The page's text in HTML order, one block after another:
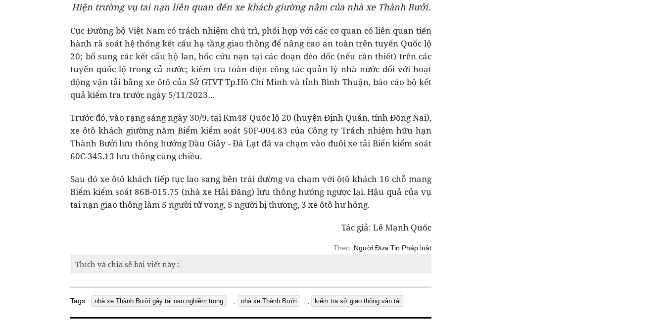
Hiện trường vụ tai nạn liên quan đến xe khách giường nằm của nhà xe Thành Bưởi.
Cục Đường bộ Việt Nam có trách nhiệm chủ trì, phối hợp với các cơ quan có liên quan tiến
hành rà soát hệ thống kết cấu hạ tầng giao thông để nâng cao an toàn trên tuyến Quốc lộ
20; bổ sung các kết cấu hộ lan, hốc cứu nạn tại các đoạn đèo dốc (nếu cần thiết) trên các
tuyến quốc lộ trong cả nước; kiểm tra toàn diện công tác quản lý nhà nước đối với hoạt
động vận tải bằng xe ôtô của Sở GTVT Tp.Hồ Chí Minh và tỉnh Bình Thuận, báo cáo bộ kết
quả kiểm tra trước ngày 5/11/2023…
Trước đó, vào rạng sáng ngày 30/9, tại Km48 Quốc lộ 20 (huyện Định Quán, tỉnh Đồng Nai),
xe ôtô khách giường nằm Biểm kiểm soát 50F-004.83 của Công ty Trách nhiệm hữu hạn
Thành Bưởi lưu thông hướng Dầu Giây - Đà Lạt đã va chạm vào đuôi xe tải Biển kiểm soát
60C-345.13 lưu thông cùng chiều.
Sau đó xe ôtô khách tiếp tục lao sang bên trái đường va chạm với ôtô khách 16 chỗ mang
Biểm kiểm soát 86B-015.75 (nhà xe Hải Đăng) lưu thông hướng ngược lại. Hậu quả của vụ
tai nạn giao thông làm 5 người tử vong, 5 người bị thương, 3 xe ôtô hư hỏng.
Tác giả: Lê Mạnh Quốc
Theo: Người Đưa Tin Pháp luật
Thích và chia sẻ bài viết này :
Tags : nhà xe Thành Bưởi gây tai nạn nghiêm trọng nhà xe Thành Bưởi kiểm tra sở giao thông vận tải